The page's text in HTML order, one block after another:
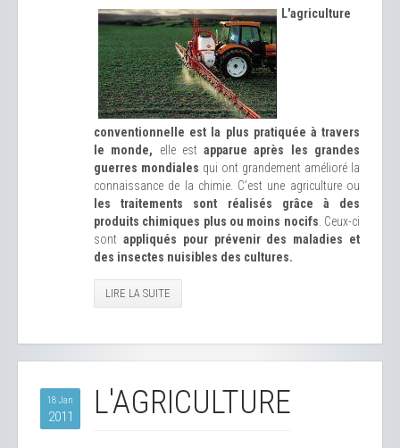
L'agriculture
conventionnelle est la plus pratiquée à travers
le monde, elle estapparue après les grandes
guerres mondiales qui ont grandement amélioré la
connaissance de la chimie. C'est une agriculture ou
les traitements sont réalisés grâce à des
produits chimiques plus ou moins nocifs . Ceux-ci
sont appliqués pour prévenir des maladies et
des insectes nuisibles des cultures.
LIRE LA SUITE
18 Jan
2011 L'AGRICULTURE